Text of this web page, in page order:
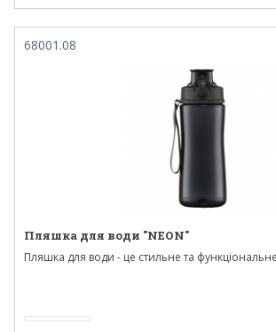
68001.08
Пляшка для води "NEON"
Пляшка для води - це стильне та